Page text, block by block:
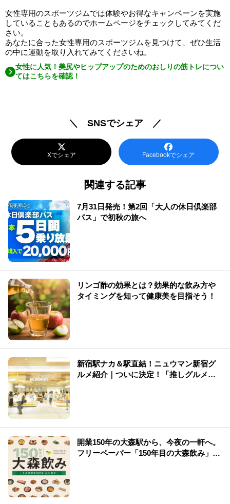
女性専用のスポーツジムでは体験やお得なキャンペーンを実施
していることもあるのでホームページをチェックしてみてくだ
さい。
あなたに合った女性専用のスポーツジムを見つけて、ぜひ生活
の中に運動を取り入れてみてくださいね。
女性に人気！美尻やヒップアップのためのおしりの筋トレについ
てはこちらを確認！
＼ SNSでシェア ／
Xでシェア Facebookでシェア
関連する記事
7月31日発売！第2回「大人の休日倶楽部
パス」で初秋の旅へ
リンゴ酢の効果とは？効果的な飲み方や
タイミングを知って健康美を目指そう！
新宿駅ナカ＆駅直結！ニュウマン新宿グ
ルメ紹介｜ついに決定！「推しグルメ総
開業150年の大森駅から、今夜の一軒へ。
フリーペーパー「150年目の大森飲み」誕